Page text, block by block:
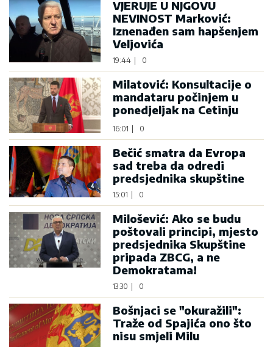
VJERUJE U NJGOVU
NEVINOST Marković:
Iznenađen sam hapšenjem
Veljovića
19:44 0
Milatović: Konsultacije o
mandataru počinjem u
ponedjeljak na Cetinju
16:01 0
Bečić smatra da Evropa
sad treba da odredi
predsjednika skupštine
15:01 0
Milošević: Ako se budu
poštovali principi, mjesto
predsjednika Skupštine
pripada ZBCG, a ne
Demokratama!
13:30 0
Bošnjaci se "okuražili":
Traže od Spajića ono što
nisu smjeli Milu